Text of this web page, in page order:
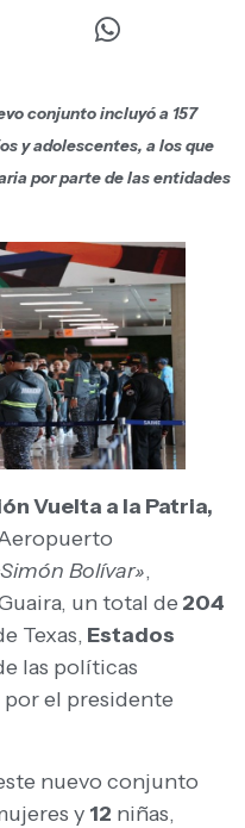
conjunto incluyó a 157
y adolescentes, a los que
por parte de las entidades
Vuelta a la Patria,
Bolívar»,
un total de 204
Texas, Estados
las políticas
el presidente
nuevo conjunto
y 12 niñas,